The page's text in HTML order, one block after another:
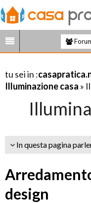
tu sei in :
Illuminazione casa »
In questa pagina
design